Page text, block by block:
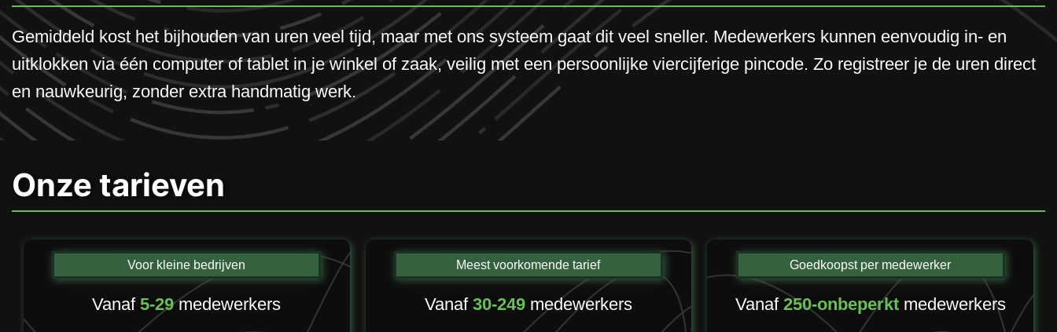
Gemiddeld kost het bijhouden van uren veel tijd, maar met ons systeem gaat dit veel sneller. Medewerkers kunnen eenvoudig in- en
uitklokken via één computer of tablet in je winkel of zaak, veilig met een persoonlijke viercijferige pincode. Zo registreer je de uren direct
en nauwkeurig, zonder extra handmatig werk.
Onze tarieven
Voor kleine bedrijven
Vanaf5-29medewerkers
Meest voorkomende tarief
Vanaf 30-249medewerkers
Goedkoopst per medewerker
Vanaf 250-onbeperktmedewerkers